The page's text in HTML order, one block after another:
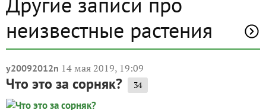
неизвестные растения
y20092012n 14 мая 2019, 19:09
Что это за сорняк? 34